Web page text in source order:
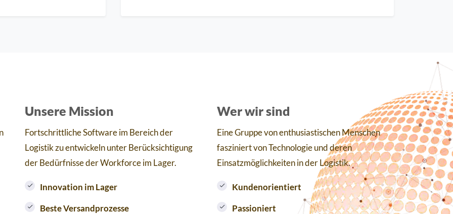
Unsere Mission
Fortschrittliche Software im Bereich der
Logistik zu entwickeln unter Berücksichtigung
der Bedürfnisse der Workforce im Lager.
Innovation im Lager
Beste Versandprozesse
Wer wir sind
Eine Gruppe von enthusiastischen Menschen
fasziniert von Technologie und deren
Einsatzmöglichkeiten in der Logistik.
Kundenorientiert
Passioniert